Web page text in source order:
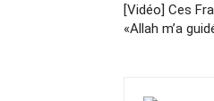
[Vidéo] Ces
«Allah m’a